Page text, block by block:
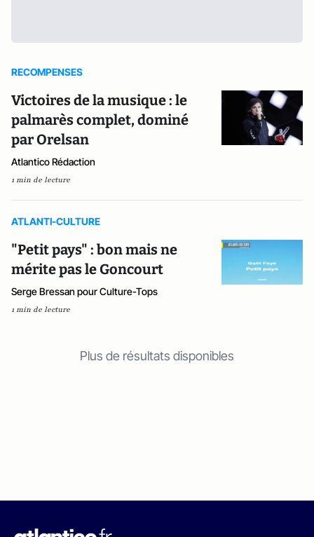
RECOMPENSES
Victoires de la musique : le
palmarès complet, dominé
par Orelsan
Atlantico Rédaction
1 min de lecture
ATLANTI-CULTURE
"Petit pays" : bon mais ne
mérite pas le Goncourt
Serge Bressan pour Culture-Tops
1 min de lecture
Plus de résultats disponibles